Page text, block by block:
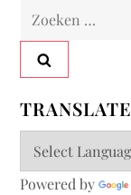
Zoeken
naar:
TRANSLATE
Powered by